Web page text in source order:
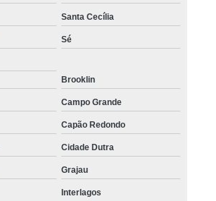
Santa Cecília
Sé
Brooklin
Campo Grande
Capão Redondo
Cidade Dutra
Grajau
Interlagos